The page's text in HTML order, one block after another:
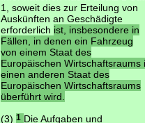
1, soweit dies zur Erteilung von
Auskünften an Geschädigte
erforderlich ist, insbesondere in
Fällen, in denen ein Fahrzeug
von einem Staat des
Europäischen Wirtschaftsraums
einen anderen Staat des
Europäischen Wirtschaftsraums
überführt wird.
(3)1 Die Aufgaben und